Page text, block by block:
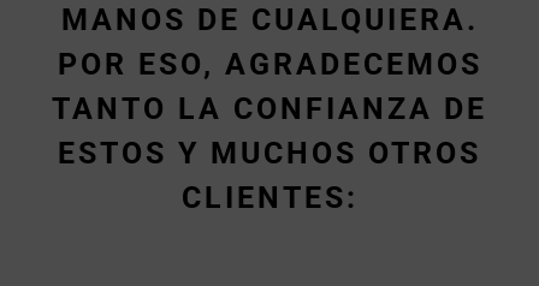
MANOS DE CUALQUIERA.
POR ESO, AGRADECEMOS
TANTO LA CONFIANZA DE
ESTOS Y MUCHOS OTROS
CLIENTES: